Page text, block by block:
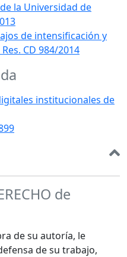
la Universidad de
de intensificación y
CD 984/2014
institucionales de
de
de su autoría, le
de su trabajo,